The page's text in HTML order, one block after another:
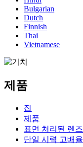
Bulgarian
Dutch
Finnish
Thai
Vietnamese
제품
집
제품
표면 처리된 렌즈
단일 시력 고배율